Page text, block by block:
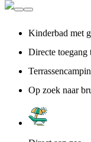
Kinderbad met
Directe toegang
Op zoek naar